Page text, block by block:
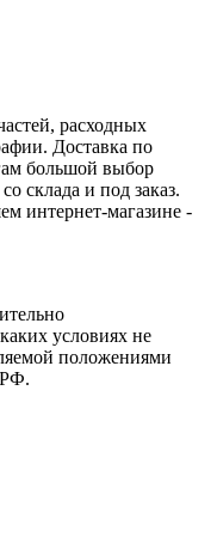
расходных
Доставка по
большой выбор
склада и под заказ.
интернет-магазине -
условиях не
положениями
РФ.